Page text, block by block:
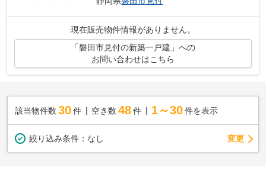
現在販売物件情報がありません。
「磐田市見付の新築一戸建」への
お問い合わせはこちら
該当物件数 30件 空き数 48 件 1～30 件を表示
絞り込み条件： なし 変更